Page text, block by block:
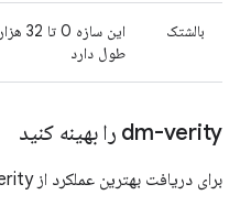
بالشتک
این سازه 0 تا 32 هزار
طول دارد
dm-verity را بهینه کنید
برای دریافت بهترین عملکرد از dm-verity، باید: